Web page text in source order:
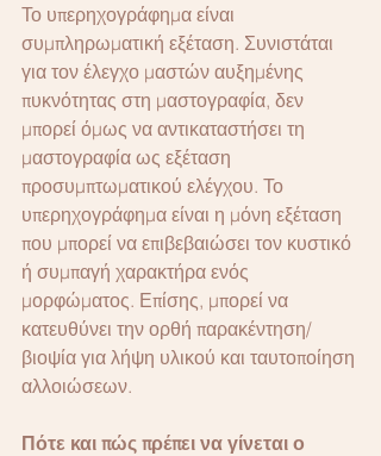
Το υπερηχογράφημα είναι
συμπληρωματική εξέταση. Συνιστάται
για τον έλεγχο μαστών αυξημένης
πυκνότητας στη μαστογραφία, δεν
μπορεί όμως να αντικαταστήσει τη
μαστογραφία ως εξέταση
προσυμπτωματικού ελέγχου. Το
υπερηχογράφημα είναι η μόνη εξέταση
που μπορεί να επιβεβαιώσει τον κυστικό
ή συμπαγή χαρακτήρα ενός
μορφώματος. Επίσης, μπορεί να
κατευθύνει την ορθή παρακέντηση/
βιοψία για λήψη υλικού και ταυτοποίηση
αλλοιώσεων.
Πότε και πώς πρέπει να γίνεται ο